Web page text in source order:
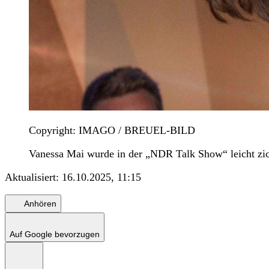
Copyright: IMAGO / BREUEL-BILD
Vanessa Mai wurde in der „NDR Talk Show“ leicht
Aktualisiert: 16.10.2025, 11:15
Anhören
Auf Google bevorzugen